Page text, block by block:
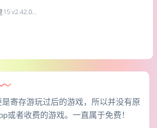
15 v2.42.0…
寄存游玩过后的游戏，所以并没有原
或者收费的游戏。一直属于免费！